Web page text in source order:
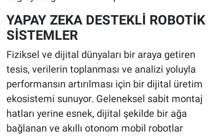
YAPAY ZEKA DESTEKLİ ROBOTİK
SİSTEMLER
Fiziksel ve dijital dünyaları bir araya getiren
tesis, verilerin toplanması ve analizi yoluyla
performansın artırılması için bir dijital üretim
ekosistemi sunuyor. Geleneksel sabit montaj
hatları yerine esnek, dijital şekilde bir ağa
bağlanan ve akıllı otonom mobil robotlar